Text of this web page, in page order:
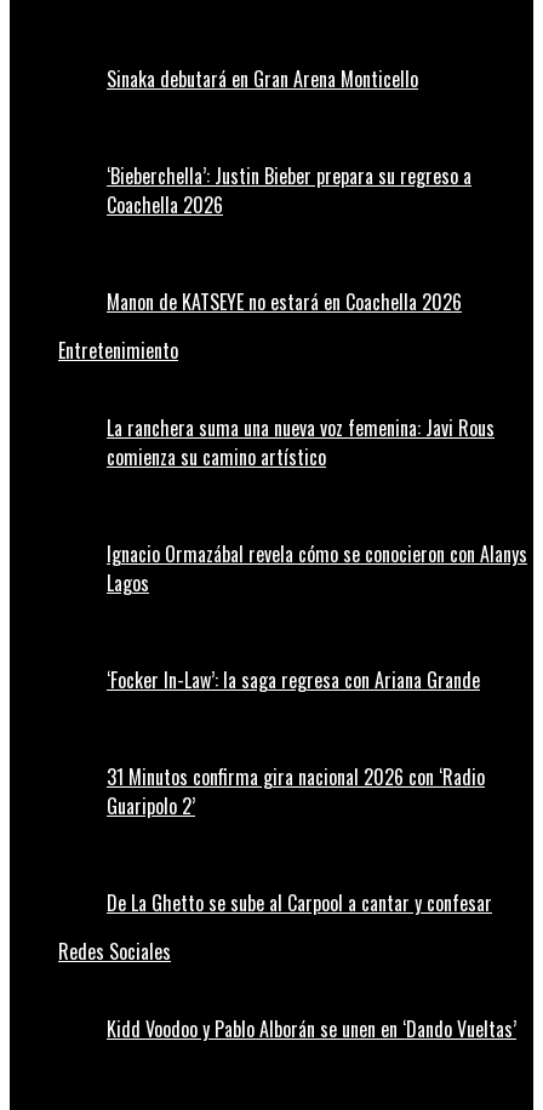
Sinaka debutará en Gran Arena Monticello
‘Bieberchella’: Justin Bieber prepara su regreso a
Coachella 2026
Manon de KATSEYE no estará en Coachella 2026
Entretenimiento
La ranchera suma una nueva voz femenina: Javi Rous
comienza su camino artístico
Ignacio Ormazábal revela cómo se conocieron con Alanys
Lagos
‘Focker In-Law’: la saga regresa con Ariana Grande
31 Minutos confirma gira nacional 2026 con ‘Radio
Guaripolo 2’
De La Ghetto se sube al Carpool a cantar y confesar
Redes Sociales
Kidd Voodoo y Pablo Alborán se unen en ‘Dando Vueltas’